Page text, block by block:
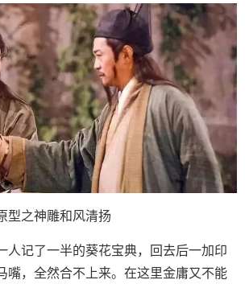
型之神雕和风清扬
人记了一半的葵花宝典，回去后一加印
嘴，全然合不上来。在这里金庸又不能